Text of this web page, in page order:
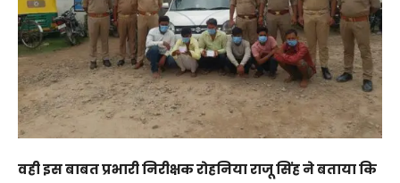
वही इस बाबत प्रभारी निरीक्षक रोहनिया राजू सिंह ने बताया कि